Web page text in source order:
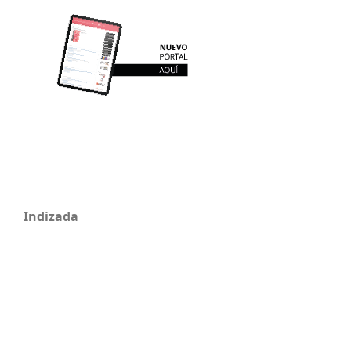
Indizada